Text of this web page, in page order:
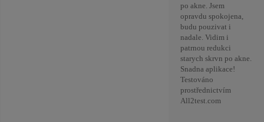
po akne. Jsem
opravdu spokojena,
budu pouzivat i
nadale. Vidim i
patrnou redukci
starych skrvn po akne.
Snadna aplikace!
Testováno
prostřednictvím
All2test.com